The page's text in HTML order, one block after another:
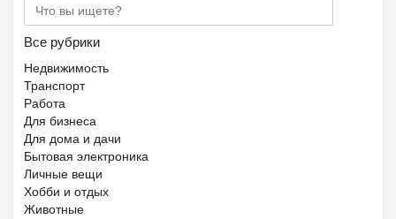
Летний городской лагер...
₽ 9 000
Все рубрики
Недвижимость
Транспорт
Работа
Для бизнеса
Для дома и дачи
Бытовая электроника
Личные вещи
Хобби и отдых
Животные